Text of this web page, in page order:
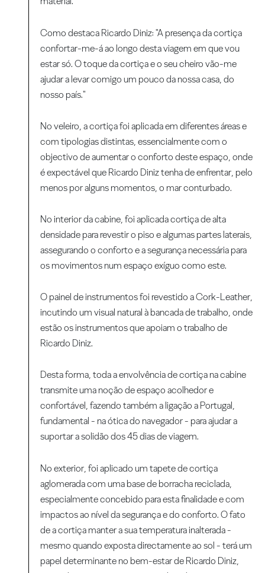
Como destaca Ricardo Diniz: "A presença da cortiça
confortar-me-á ao longo desta viagem em que vou
estar só. O toque da cortiça e o seu cheiro vão-me
ajudar a levar comigo um pouco da nossa casa, do
nosso país."
No veleiro, a cortiça foi aplicada em diferentes áreas e
com tipologias distintas, essencialmente com o
objectivo de aumentar o conforto deste espaço, onde
é expectável que Ricardo Diniz tenha de enfrentar, pelo
menos por alguns momentos, o mar conturbado.
No interior da cabine, foi aplicada cortiça de alta
densidade para revestir o piso e algumas partes laterais,
assegurando o conforto e a segurança necessária para
os movimentos num espaço exíguo como este.
O painel de instrumentos foi revestido a Cork-Leather,
incutindo um visual natural à bancada de trabalho, onde
estão os instrumentos que apoiam o trabalho de
Ricardo Diniz.
Desta forma, toda a envolvência de cortiça na cabine
transmite uma noção de espaço acolhedor e
confortável, fazendo também a ligação a Portugal,
fundamental - na ótica do navegador - para ajudar a
suportar a solidão dos 45 dias de viagem.
No exterior, foi aplicado um tapete de cortiça
aglomerada com uma base de borracha reciclada,
especialmente concebido para esta finalidade e com
impactos ao nível da segurança e do conforto. O fato
de a cortiça manter a sua temperatura inalterada -
mesmo quando exposta directamente ao sol - terá um
papel determinante no bem-estar de Ricardo Diniz,